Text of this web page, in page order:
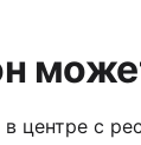
центре с